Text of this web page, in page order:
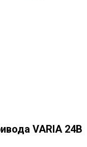
VARIA 24В